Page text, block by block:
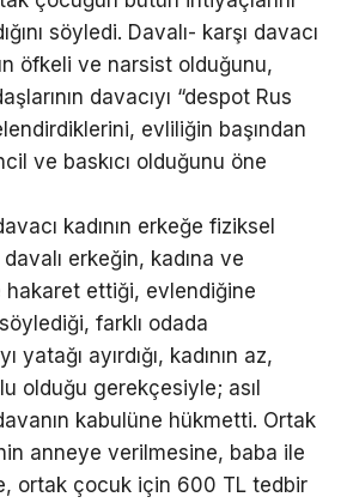
söyledi. Davalı- karşı davacı
öfkeli ve narsist olduğunu,
davacıyı “despot Rus
evliliğin başından
ve baskıcı olduğunu öne
kadının erkeğe fiziksel
erkeğin, kadına ve
ettiği, evlendiğine
farklı odada
yatağı ayırdığı, kadının az,
olduğu gerekçesiyle; asıl
kabulüne hükmetti. Ortak
anneye verilmesine, baba ile
ortak çocuk için 600 TL tedbir